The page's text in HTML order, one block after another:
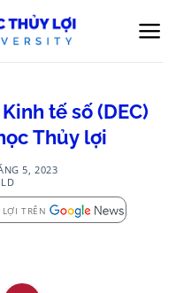
tế số (DEC)
Thủy lợi
5, 2023
TRÊN